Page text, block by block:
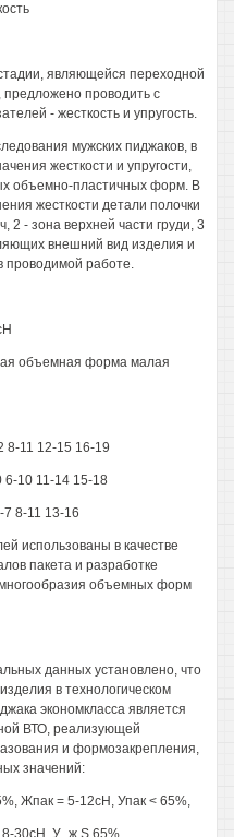
являющейся переходной
предложено проводить с
- жесткость и упругость.
мужских пиджаков, в
жесткости и упругости,
объемно-пластичных форм. В
жесткости детали полочки
2 - зона верхней части груди, 3
внешний вид изделия и
проводимой работе.
объемная форма малая
8-11 12-15 16-19
6-10 11-14 15-18
8-11 13-16
использованы в качестве
пакета и разработке
многообразия объемных форм
данных установлено, что
в технологическом
экономкласса является
ВТО, реализующей
и формозакрепления,
значений:
Жпак = 5-12сН, Упак < 65%,
30сН, У „ж S 65%,